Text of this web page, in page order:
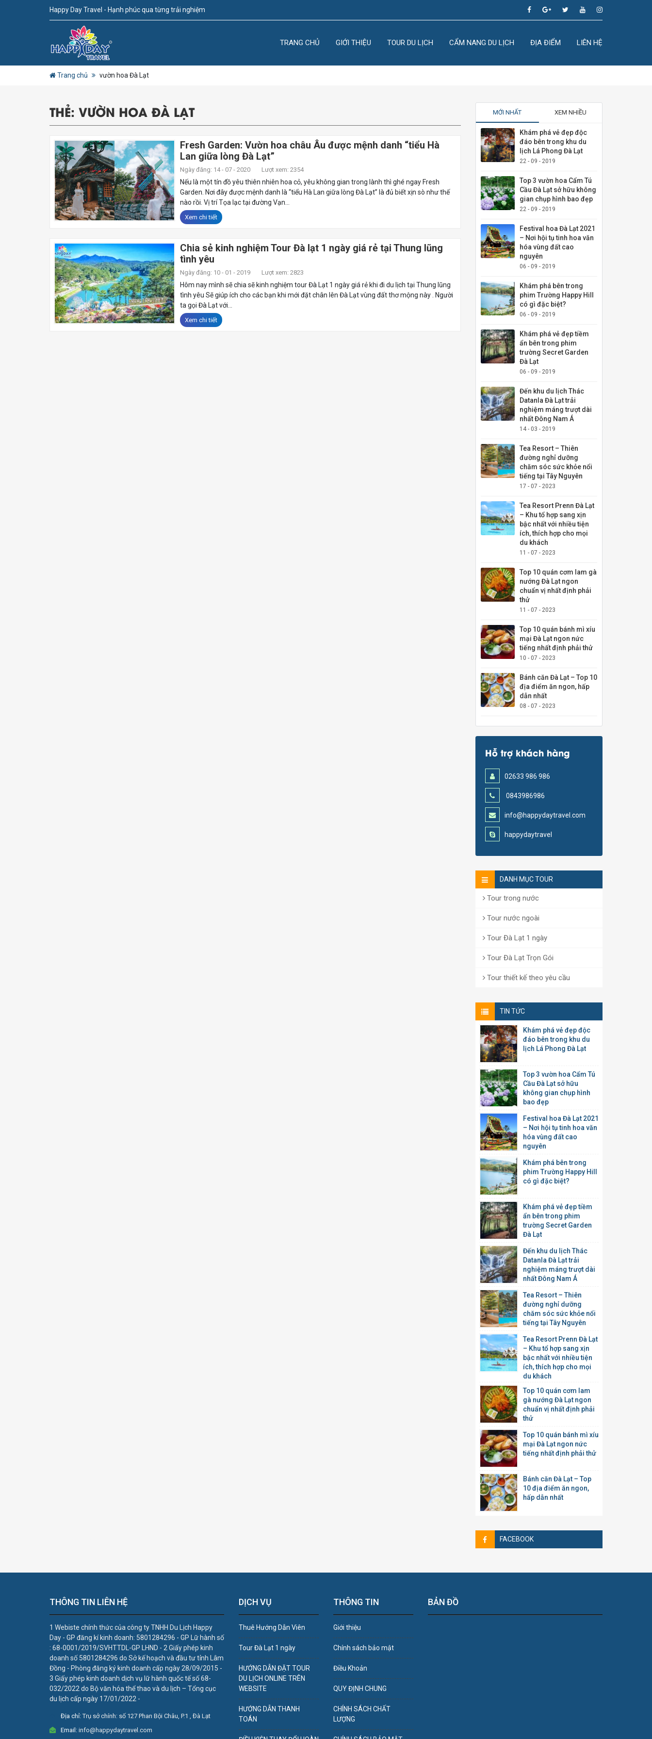
Happy Day Travel - Hạnh phúc qua từng trải nghiệm
TRANG CHỦ GIỚI THIỆU TOUR DU LỊCH CẨM NANG DU LỊCH ĐỊA ĐIỂM LIÊN HỆ
Trang chủ vườn hoa Đà Lạt
THẺ: VƯỜN HOA ĐÀ LẠT
Fresh Garden: Vườn hoa châu Âu được mệnh danh “tiểu Hà
Lan giữa lòng Đà Lạt”
Ngày đăng: 14 - 07 - 2020 Lượt xem: 2354
Nếu là một tín đồ yêu thiên nhiên hoa cỏ, yêu không gian trong lành thì ghé ngay Fresh
Garden. Nơi đây được mệnh danh là “tiểu Hà Lan giữa lòng Đà Lạt” là đủ biết xịn sò như thế
nào rồi. Vị trí Tọa lạc tại đường Vạn...
Xem chi tiết
Chia sẻ kinh nghiệm Tour Đà lạt 1 ngày giá rẻ tại Thung lũng
tình yêu
Ngày đăng: 10 - 01 - 2019 Lượt xem: 2823
Hôm nay mình sẽ chia sẽ kinh nghiệm tour Đà Lạt 1 ngày giá rẻ khi đi du lịch tại Thung lũng
tình yêu Sẽ giúp ích cho các bạn khi mới đặt chân lên Đà Lạt vùng đất thơ mộng này . Người
ta gọi Đà Lạt với...
Xem chi tiết
MỚI NHẤT XEM NHIỀU
Khám phá vẻ đẹp độc
đáo bên trong khu du
lịch Lá Phong Đà Lạt
22 - 09 - 2019
Top 3 vườn hoa Cẩm Tú
Cầu Đà Lạt sở hữu không
gian chụp hình bao đẹp
22 - 09 - 2019
Festival hoa Đà Lạt 2021
– Nơi hội tụ tinh hoa văn
hóa vùng đất cao
nguyên
06 - 09 - 2019
Khám phá bên trong
phim Trường Happy Hill
có gì đặc biệt?
06 - 09 - 2019
Khám phá vẻ đẹp tiềm
ẩn bên trong phim
trường Secret Garden
Đà Lạt
06 - 09 - 2019
Đến khu du lịch Thác
Datanla Đà Lạt trải
nghiệm máng trượt dài
nhất Đông Nam Á
14 - 03 - 2019
Tea Resort – Thiên
đường nghỉ dưỡng
chăm sóc sức khỏe nổi
tiếng tại Tây Nguyên
17 - 07 - 2023
Tea Resort Prenn Đà Lạt
– Khu tổ hợp sang xịn
bậc nhất với nhiều tiện
ích, thích hợp cho mọi
du khách
11 - 07 - 2023
Top 10 quán cơm lam gà
nướng Đà Lạt ngon
chuẩn vị nhất định phải
thử
11 - 07 - 2023
Top 10 quán bánh mì xíu
mại Đà Lạt ngon nức
tiếng nhất định phải thử
10 - 07 - 2023
Bánh căn Đà Lạt – Top 10
địa điểm ăn ngon, hấp
dẫn nhất
08 - 07 - 2023
Hỗ trợ khách hàng
02633 986 986
0843986986
info@happydaytravel.com
happydaytravel
DANH MỤC TOUR
Tour trong nước
Tour nước ngoài
Tour Đà Lạt 1 ngày
Tour Đà Lạt Trọn Gói
Tour thiết kế theo yêu cầu
TIN TỨC
Khám phá vẻ đẹp độc
đáo bên trong khu du
lịch Lá Phong Đà Lạt
Top 3 vườn hoa Cẩm Tú
Cầu Đà Lạt sở hữu
không gian chụp hình
bao đẹp
Festival hoa Đà Lạt 2021
– Nơi hội tụ tinh hoa văn
hóa vùng đất cao
nguyên
Khám phá bên trong
phim Trường Happy Hill
có gì đặc biệt?
Khám phá vẻ đẹp tiềm
ẩn bên trong phim
trường Secret Garden
Đà Lạt
Đến khu du lịch Thác
Datanla Đà Lạt trải
nghiệm máng trượt dài
nhất Đông Nam Á
Tea Resort – Thiên
đường nghỉ dưỡng
chăm sóc sức khỏe nổi
tiếng tại Tây Nguyên
Tea Resort Prenn Đà Lạt
– Khu tổ hợp sang xịn
bậc nhất với nhiều tiện
ích, thích hợp cho mọi
du khách
Top 10 quán cơm lam
gà nướng Đà Lạt ngon
chuẩn vị nhất định phải
thử
Top 10 quán bánh mì xíu
mại Đà Lạt ngon nức
tiếng nhất định phải thử
Bánh căn Đà Lạt – Top
10 địa điểm ăn ngon,
hấp dẫn nhất
FACEBOOK
THÔNG TIN LIÊN HỆ
1 Webiste chính thức của công ty TNHH Du Lịch Happy
Day - GP đăng kí kinh doanh: 5801284296 - GP Lữ hành số
: 68-0001/2019/SVHTTDL-GP LHND - 2 Giấy phép kinh
doanh số 5801284296 do Sở kế hoạch và đầu tư tỉnh Lâm
Đồng - Phòng đăng ký kinh doanh cấp ngày 28/09/2015 -
3 Giấy phép kinh doanh dịch vụ lữ hành quốc tế số 68-
032/2022 do Bộ văn hóa thể thao và du lịch – Tổng cục
du lịch cấp ngày 17/01/2022 -
Địa chỉ:Trụ sở chính: số 127 Phan Bội Châu, P.1 , Đà Lạt
Email: info@happydaytravel.com
DỊCH VỤ
Thuê Hướng Dẫn Viên
Tour Đà Lạt 1 ngày
HƯỚNG DẪN ĐẶT TOUR
DU LỊCH ONLINE TRÊN
WEBSITE
HƯỚNG DẪN THANH
TOÁN
THÔNG TIN
Giới thiệu
Chính sách bảo mật
Điều Khoản
QUY ĐỊNH CHUNG
CHÍNH SÁCH CHẤT
LƯỢNG
BẢN ĐỒ